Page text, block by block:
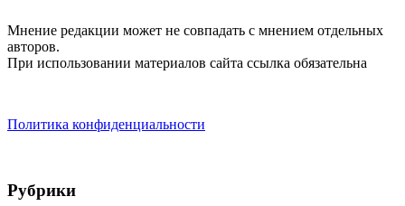
Мнение редакции может не совпадать с мнением отдельных
авторов.
При использовании материалов сайта ссылка обязательна
Политика конфиденциальности
Рубрики